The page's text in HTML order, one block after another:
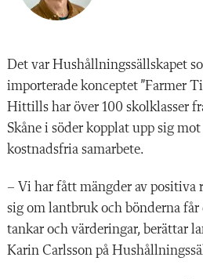
Det var Hushållningssällskapet
importerade konceptet ”Farmer
Hittills har över 100 skolklasser
Skåne i söder kopplat upp sig
kostnadsfria samarbete.
– Vi har fått mängder av positiva
sig om lantbruk och bönderna
tankar och värderingar, berättar
Karin Carlsson på